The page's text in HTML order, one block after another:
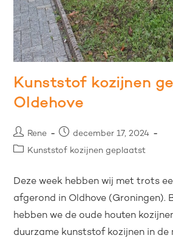
Kunststof kozijnen
Oldehove
Rene
december 17, 2024
Kunststof kozijnen geplaatst
Deze week hebben wij met trots
afgerond in Oldhove (Groningen).
hebben we de oude houten
duurzame kunststof kozijnen in